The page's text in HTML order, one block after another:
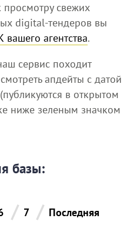
свежих
digital-тендеров вы
вашего агентства.
сервис походит
апдейты с датой
в открытом
ниже зеленым значком
базы:
/ 7 / Последняя